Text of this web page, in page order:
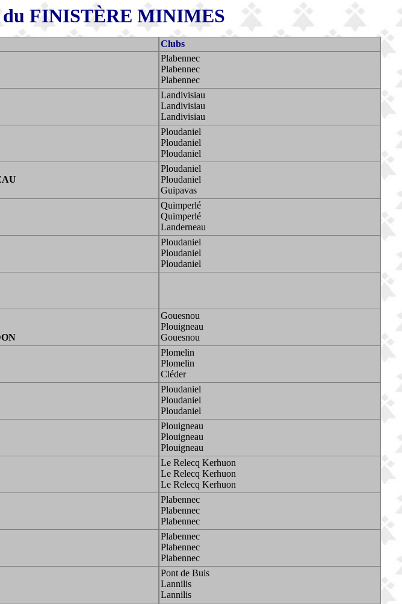
du FINISTÈRE MINIMES
Clubs
Plabennec
Plabennec
Plabennec
Landivisiau
Landivisiau
Landivisiau
Ploudaniel
Ploudaniel
Ploudaniel
Ploudaniel
Ploudaniel
Guipavas
Quimperlé
Quimperlé
Landerneau
Ploudaniel
Ploudaniel
Ploudaniel
Gouesnou
Plouigneau
Gouesnou
Plomelin
Plomelin
Cléder
Ploudaniel
Ploudaniel
Ploudaniel
Plouigneau
Plouigneau
Plouigneau
Le Relecq Kerhuon
Le Relecq Kerhuon
Le Relecq Kerhuon
Plabennec
Plabennec
Plabennec
Plabennec
Plabennec
Plabennec
Pont de Buis
Lannilis
Lannilis